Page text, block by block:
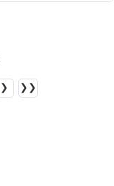
❯ ❯❯